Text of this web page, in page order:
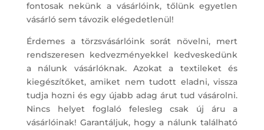
fontosak nekünk a vásárlóink, tőlünk egyetlen
vásárló sem távozik elégedetlenül!
Érdemes a törzsvásárlóink sorát növelni, mert
rendszeresen kedvezményekkel kedveskedünk
a nálunk vásárlóknak. Azokat a textileket és
kiegészítőket, amiket nem tudott eladni, vissza
tudja hozni és egy újabb adag árut tud vásárolni.
Nincs helyet foglaló felesleg csak új áru a
vásárlóinak! Garantáljuk, hogy a nálunk található